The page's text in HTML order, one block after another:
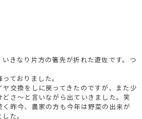
きなり片方の箸先が折れた遊佐です。つ
ておりました。
交換をしに戻ってきたのですが、また少
どさ～と言いながら出ていきました。笑
昨今、農家の方も今年は野菜の出来が
た。